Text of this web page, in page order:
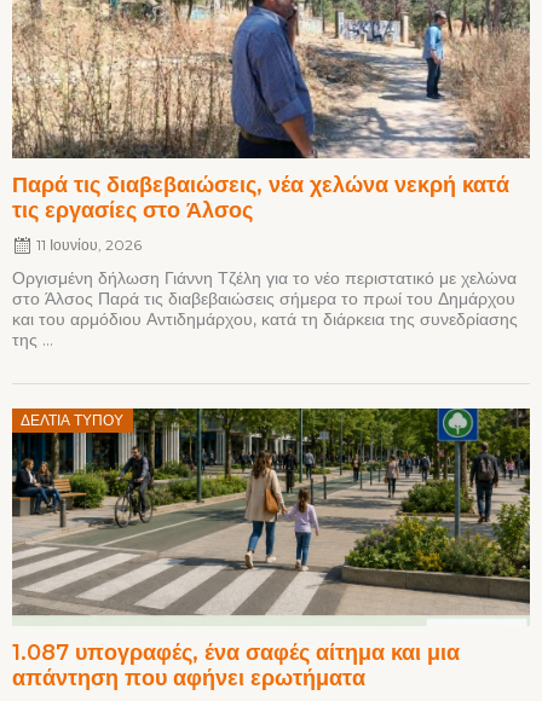
Παρά τις διαβεβαιώσεις, νέα χελώνα νεκρή κατά
τις εργασίες στο Άλσος
11 Ιουνίου, 2026
Οργισμένη δήλωση Γιάννη Τζέλη για το νέο περιστατικό με χελώνα
στο Άλσος Παρά τις διαβεβαιώσεις σήμερα το πρωί του Δημάρχου
και του αρμόδιου Αντιδημάρχου, κατά τη διάρκεια της συνεδρίασης
της ...
ΔΕΛΤΊΑ ΤΎΠΟΥ
1.087 υπογραφές, ένα σαφές αίτημα και μια
απάντηση που αφήνει ερωτήματα
Posted
on